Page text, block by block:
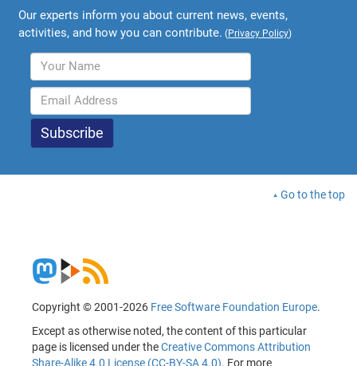
Our experts inform you about current news, events,
activities, and how you can contribute. (Privacy Policy)
Go to the top
Copyright © 2001-2026 Free Software Foundation Europe.
Except as otherwise noted, the content of this particular
page is licensed under theCreative Commons Attribution
Share-Alike 4.0 License (CC-BY-SA 4.0). For more